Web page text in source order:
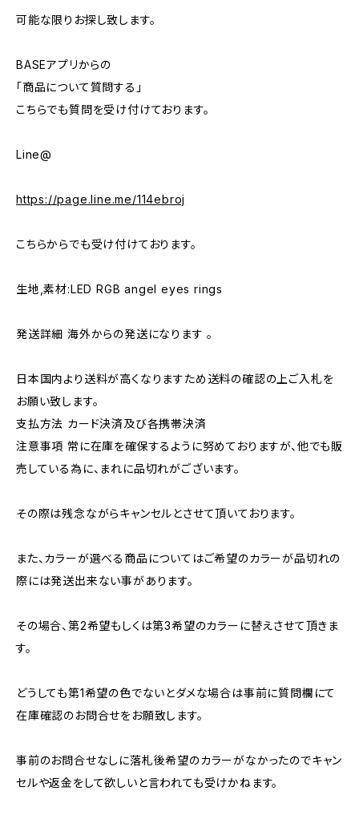
可能な限りお探し致します。
BASEアプリからの
「商品について質問する」
こちらでも質問を受け付けております。
Line@
https://page.line.me/114ebroj
こちらからでも受け付けております。
生地,素材:LED RGB angel eyes rings
発送詳細 海外からの発送になります 。
日本国内より送料が高くなりますため送料の確認の上ご入札を
お願い致します。
支払方法 カード決済及び各携帯決済
注意事項 常に在庫を確保するように努めておりますが、他でも販
売している為に、まれに品切れがございます。
その際は残念ながらキャンセルとさせて頂いております。
また、カラーが選べる商品についてはご希望のカラーが品切れの
際には発送出来ない事があります。
その場合、第2希望もしくは第3希望のカラーに替えさせて頂きま
す。
どうしても第1希望の色でないとダメな場合は事前に質問欄にて
在庫確認のお問合せをお願致します。
事前のお問合せなしに落札後希望のカラーがなかったのでキャン
セルや返金をして欲しいと言われても受けかねます。